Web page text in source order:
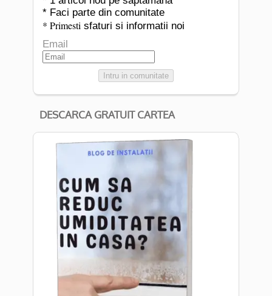
* Faci parte din comunitate
* Primesti sfaturi si informatii noi
Email
Intru in comunitate
DESCARCA GRATUIT CARTEA